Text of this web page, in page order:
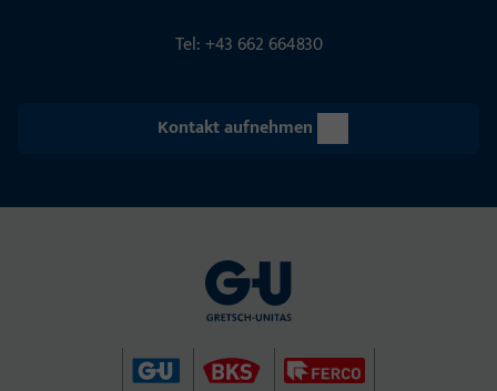
Tel: +43 662 664830
Kontakt aufnehmen